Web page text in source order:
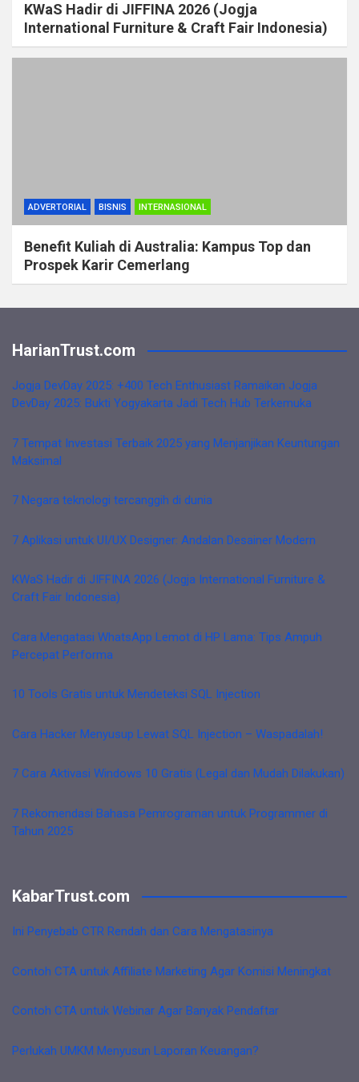
KWaS Hadir di JIFFINA 2026 (Jogja
International Furniture & Craft Fair Indonesia)
ADVERTORIAL BISNIS INTERNASIONAL
Benefit Kuliah di Australia: Kampus Top dan
Prospek Karir Cemerlang
HarianTrust.com
Jogja DevDay 2025: +400 Tech Enthusiast Ramaikan Jogja
DevDay 2025: Bukti Yogyakarta Jadi Tech Hub Terkemuka
7 Tempat Investasi Terbaik 2025 yang Menjanjikan Keuntungan
Maksimal
7 Negara teknologi tercanggih di dunia
7 Aplikasi untuk UI/UX Designer: Andalan Desainer Modern
KWaS Hadir di JIFFINA 2026 (Jogja International Furniture &
Craft Fair Indonesia)
Cara Mengatasi WhatsApp Lemot di HP Lama: Tips Ampuh
Percepat Performa
10 Tools Gratis untuk Mendeteksi SQL Injection
Cara Hacker Menyusup Lewat SQL Injection – Waspadalah!
7 Cara Aktivasi Windows 10 Gratis (Legal dan Mudah Dilakukan)
7 Rekomendasi Bahasa Pemrograman untuk Programmer di
Tahun 2025
KabarTrust.com
Ini Penyebab CTR Rendah dan Cara Mengatasinya
Contoh CTA untuk Affiliate Marketing Agar Komisi Meningkat
Contoh CTA untuk Webinar Agar Banyak Pendaftar
Perlukah UMKM Menyusun Laporan Keuangan?